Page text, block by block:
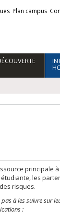
Plan campus
principale à
les
risques.
pas à les suivre sur
: